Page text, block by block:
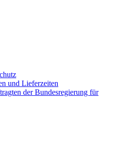
und Lieferzeiten
der Bundesregierung für